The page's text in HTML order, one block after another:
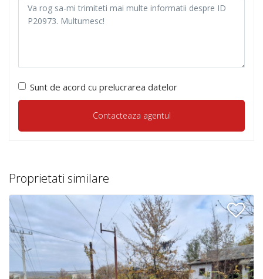
Sunt de acord cu prelucrarea datelor
Proprietati similare